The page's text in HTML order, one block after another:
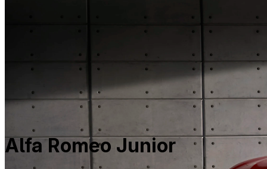
Alfa Romeo Junior